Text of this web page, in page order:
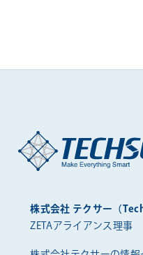
株式会社 テクサー（
ZETAアライアンス理事